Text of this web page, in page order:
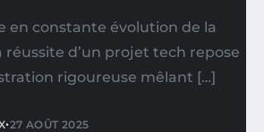
en constante évolution de la
réussite d’un projet tech repose
rigoureuse mêlant […]
•27 AOÛT 2025